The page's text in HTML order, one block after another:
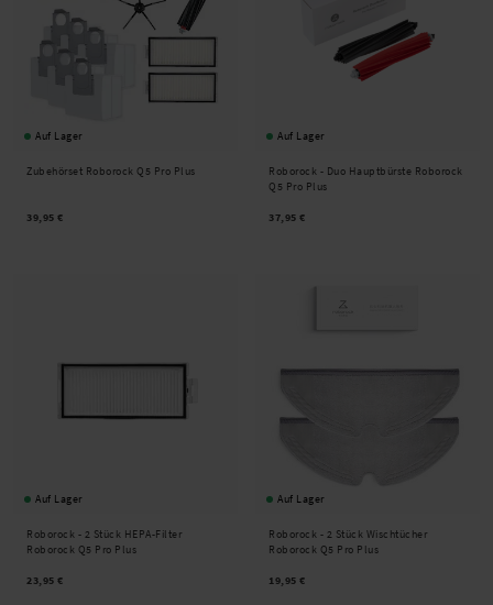
Auf Lager
Zubehörset Roborock Q5 Pro Plus
39,95 €
Auf Lager
Roborock - Duo Hauptbürste Roborock
Q5 Pro Plus
37,95 €
Auf Lager
Roborock - 2 Stück HEPA-Filter
Roborock Q5 Pro Plus
23,95 €
Auf Lager
Roborock - 2 Stück Wischtücher
Roborock Q5 Pro Plus
19,95 €